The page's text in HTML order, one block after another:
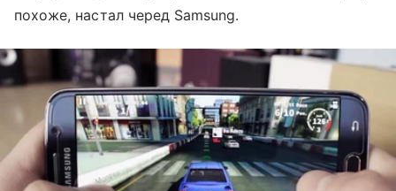
похоже, настал черед Samsung.